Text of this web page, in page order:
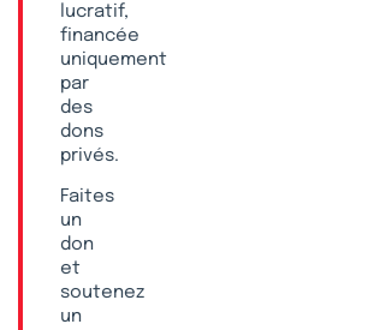
lucratif,
financée
uniquement
par
des
dons
privés.
Faites
un
don
et
soutenez
un